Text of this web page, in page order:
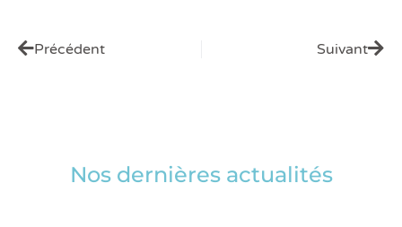
Précédent Suivant
Nos dernières actualités